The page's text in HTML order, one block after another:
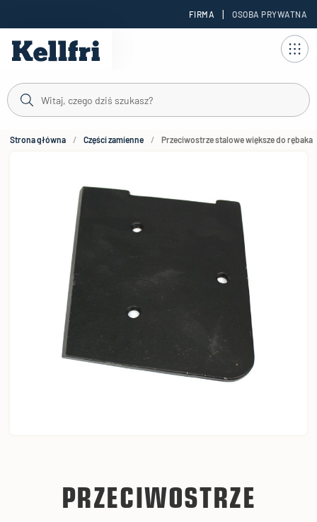
FIRMA | OSOBA PRYWATNA
Strona główna Części zamienne Przeciwostrze stalowe większe do rębaka
PRZECIWOSTRZE